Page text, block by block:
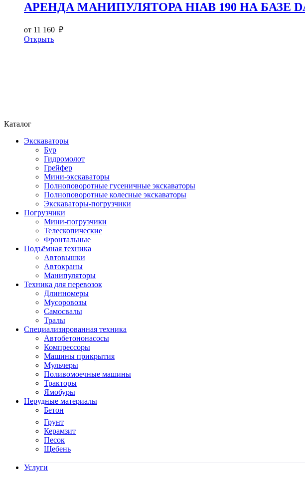
АРЕНДА МАНИПУЛЯТОРА HIAB 190 НА БАЗЕ
от 11 160 ₽
Открыть
Каталог
Нерудные материалы
Бетон
Грунт
Керамзит
Песок
Щебень
Погрузчики
Мини-погрузчики
Телескопические
Фронтальные
Подъёмная техника
Автовышки
Автокраны
Манипуляторы
Специализированная техника
Автобетононасосы
Компрессоры
Машины прикрытия
Мульчеры
Поливомоечные машины
Тракторы
Ямобуры
Техника для перевозок
Длинномеры
Мусоровозы
Самосвалы
Тралы
Услуги
Экскаваторы
Бур
Гидромолот
Грейфер
Мини-экскаваторы
Полноповоротные гусеничные экскаваторы
Полноповоротные колесные экскаваторы
Экскаваторы-погрузчики